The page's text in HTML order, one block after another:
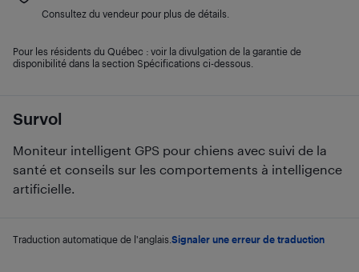
Survol
Moniteur intelligent GPS pour chiens avec suivi de la
santé et conseils sur les comportements à intelligence
artificielle.
Traduction automatique de l'anglais. Signaler une erreur de traduction
Consultez du vendeur pour plus de détails.
Pour les résidents du Québec : voir la divulgation de la garantie de
disponibilité dans la section Spécifications ci-dessous.